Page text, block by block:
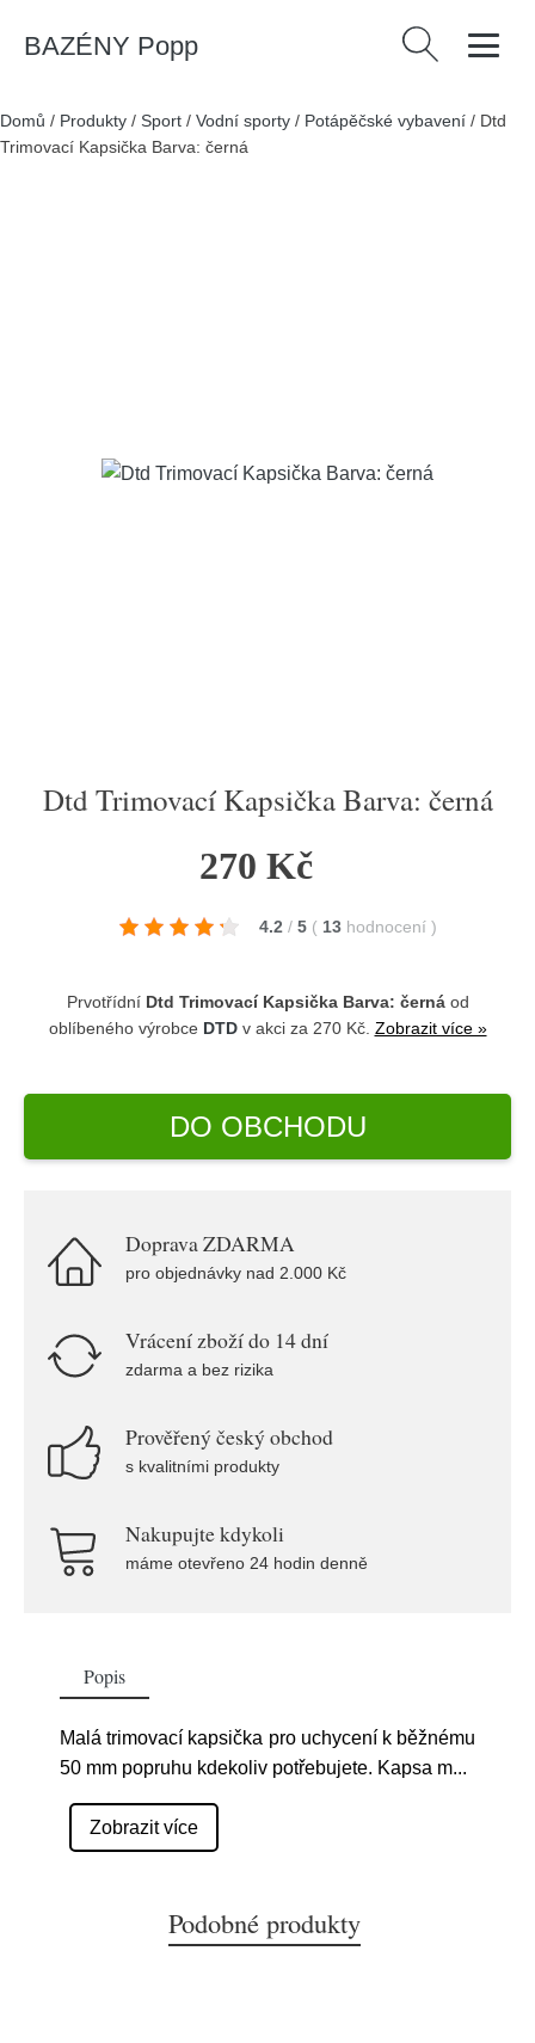
BAZÉNY Popp Vyhledávání
Domů / Produkty / Sport / Vodní sporty / Potápěčské vybavení / Dtd
Trimovací Kapsička Barva: černá
Dtd Trimovací Kapsička Barva: černá
270 Kč
4.2 / 5 ( 13 hodnocení )
Prvotřídní Dtd Trimovací Kapsička Barva: černáod
oblíbeného výrobce DTDv akci za 270 Kč. Zobrazit více »
DO OBCHODU
Doprava ZDARMA
pro objednávky nad 2.000 Kč
Vrácení zboží do 14 dní
zdarma a bez rizika
Prověřený český obchod
s kvalitními produkty
Nakupujte kdykoli
máme otevřeno 24 hodin denně
Popis
Malá trimovací kapsička pro uchycení k běžnému
50 mm popruhu kdekoliv potřebujete. Kapsa m...
Zobrazit více
Podobné produkty